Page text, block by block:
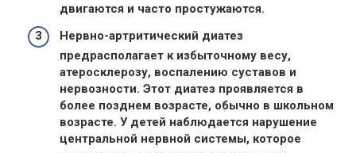
двигаются и часто простужаются.
Нервно-артритический диатез
предрасполагает к избыточному весу,
атеросклерозу, воспалению суставов и
нервозности. Этот диатез проявляется в
более позднем возрасте, обычно в школьном
возрасте. У детей наблюдается нарушение
центральной нервной системы, которое